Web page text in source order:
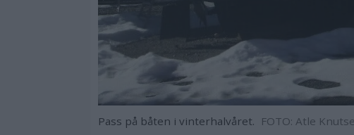
Pass på båten i vinterhalvåret. FOTO: Atle